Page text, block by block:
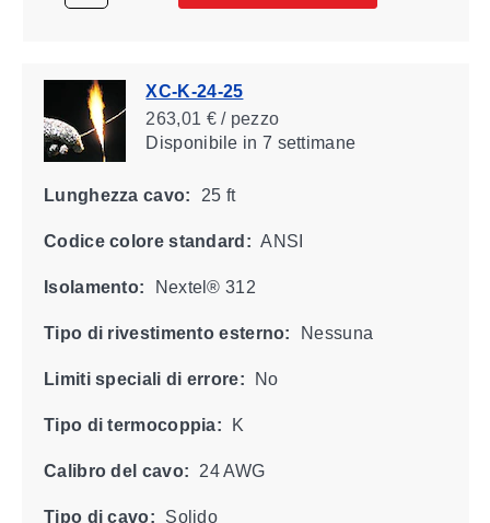
XC-K-24-25
263,01 € / pezzo
Disponibile in 7 settimane
Lunghezza cavo: 25 ft
Codice colore standard: ANSI
Isolamento: Nextel® 312
Tipo di rivestimento esterno: Nessuna
Limiti speciali di errore: No
Tipo di termocoppia: K
Calibro del cavo: 24 AWG
Tipo di cavo: Solido